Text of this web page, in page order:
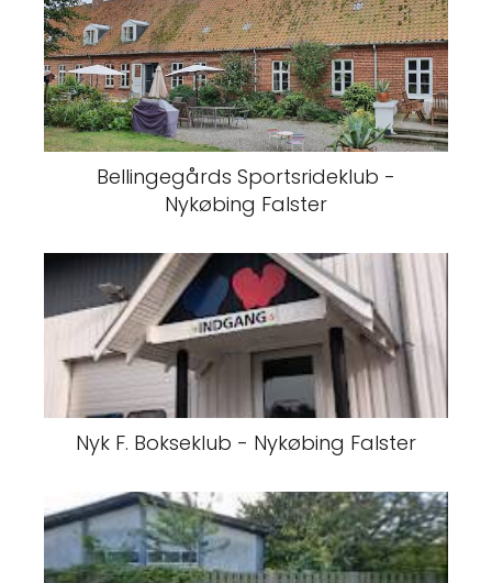
Bellingegårds Sportsrideklub -
Nykøbing Falster
Nyk F. Bokseklub - Nykøbing Falster